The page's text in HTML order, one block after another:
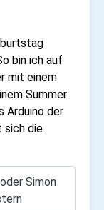
bin ich auf
mit einem
Summer
Arduino der
sich die
Simon